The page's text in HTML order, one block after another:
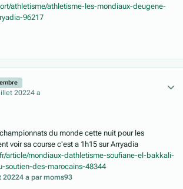
athletisme/athletisme-les-mondiaux-deugene-
96217
20224 a
du monde cette nuit pour les
voir sa course c'est a 1h15 sur Arryadia
article/mondiaux-dathletisme-soufiane-el-bakkali-
soutien-des-marocains-48344
20224 a par moms93